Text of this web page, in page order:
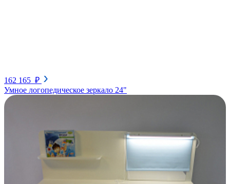
162 165 ₽
Умное логопедическое зеркало 24"